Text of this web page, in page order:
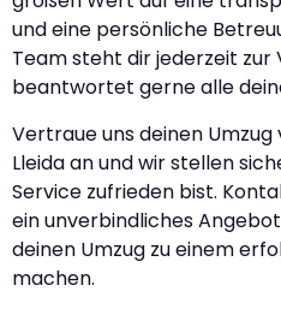
und eine persönliche
Team steht dir jederzeit zur
beantwortet gerne alle
Vertraue uns deinen
Lleida an und wir stellen
Service zufrieden bist.
ein unverbindliches
deinen Umzug zu einem
machen.